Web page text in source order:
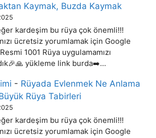
Kaymak, Buzda Kaymak
kardeşim bu rüya çok önemli!!!
ücretsiz yorumlamak için Google
1001 Rüya uygulamamızı
yükleme link burda➡️…
- Rüyada Evlenmek Ne Anlama
Rüya Tabirleri
kardeşim bu rüya çok önemli!!!
ücretsiz yorumlamak için Google